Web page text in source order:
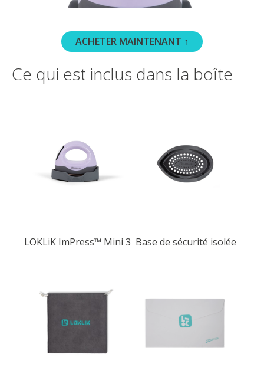
ACHETER MAINTENANT ↑
Ce qui est inclus dans la boîte
LOKLiK ImPress™ Mini 3 Base de sécurité isolée